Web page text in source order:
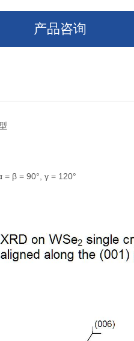
产品咨询
β = 90°, γ = 120°